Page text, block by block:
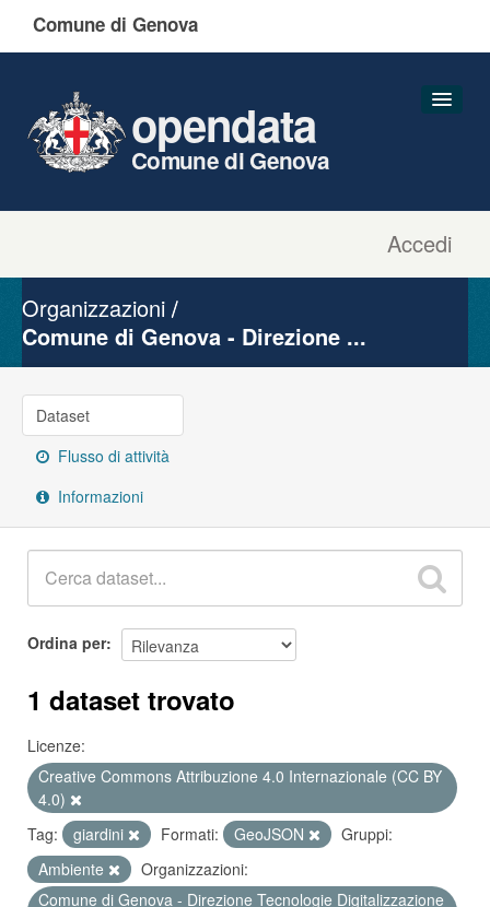
Comune di Genova
Accedi
opendata
Comune di Genova
Gruppi
Organizzazioni
Comune di Genova - Direzione ...
Dataset
Flusso di attività
Informazioni
Ordina per
1 dataset trovato
Licenze:
Creative Commons Attribuzione 4.0 Internazionale (CC BY
4.0)
Tag:
giardini Formati: GeoJSON
Gruppi:
Ambiente
Organizzazioni:
Comune di Genova - Direzione Tecnologie Digitalizzazione